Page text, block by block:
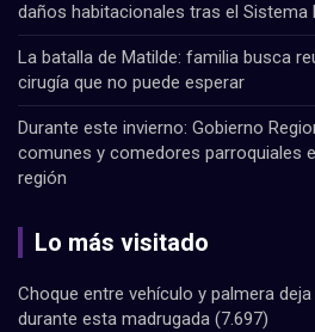
daños habitacionales tras el Sistema
La batalla de Matilde: familia busca
cirugía que no puede esperar
Durante este invierno: Gobierno
comunes y comedores parroquiales
región
Lo más visitado
Choque entre vehículo y palmera
durante esta madrugada (7.697)